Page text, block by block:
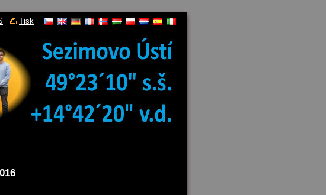
Tisk